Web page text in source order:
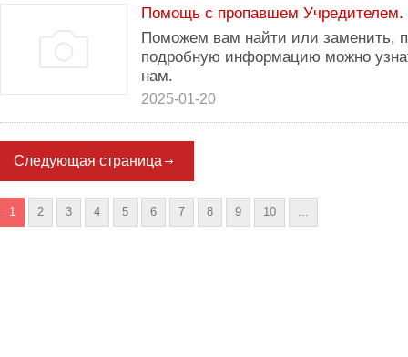
Помощь с пропавшем Учредителем.
Поможем вам найти или заменить,
подробную информацию можно
нам.
2025-01-20
Следующая страница
1 2 3 4 5 6 7 8 9 10 ...